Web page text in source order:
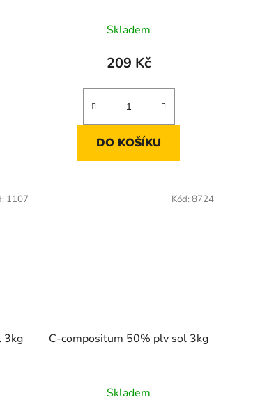
Skladem
209 Kč
DO KOŠÍKU
3kg
1107
C-compositum 50% plv sol 3kg
Skladem
Kód: 8724